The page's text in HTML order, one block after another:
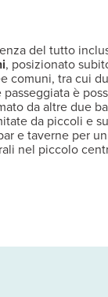
del tutto
, posizionato
comuni, tra cui
passeggiata è
da altre due
da piccoli e
e taverne per
nel piccolo
di Heraklion e
TVWi-Fi,
presso i